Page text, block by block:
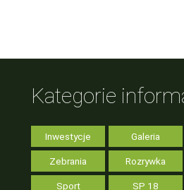
Kategorie
Inwestycje Galeria
Zebrania Rozrywka
Sport SP 18